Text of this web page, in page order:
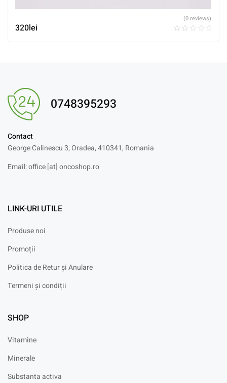
320lei
(0 reviews)
0748395293
Contact
George Calinescu 3, Oradea, 410341, Romania
Email: office [at] oncoshop.ro
LINK-URI UTILE
Produse noi
Promoții
Politica de Retur și Anulare
Termeni și condiții
SHOP
Vitamine
Minerale
Substanta activa